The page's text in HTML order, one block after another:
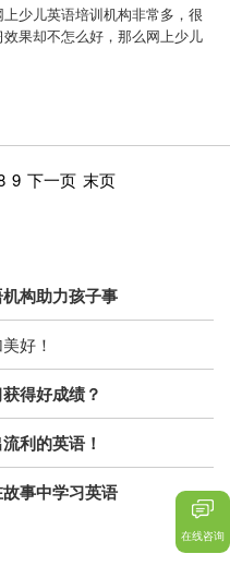
少儿英语培训机构非常多，很
果却不怎么好，那么网上少儿
9 下一页 末页
构助力孩子事
好！
得好成绩？
利的英语！
事中学习英语
在线咨询